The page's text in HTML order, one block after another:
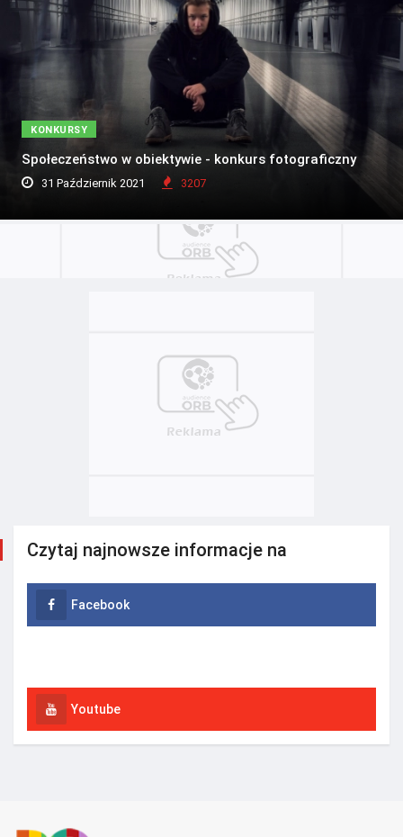
KONKURSY
Społeczeństwo w obiektywie - konkurs fotograficzny
31 Październik 2021 3207
Czytaj najnowsze informacje na
Facebook
Youtube